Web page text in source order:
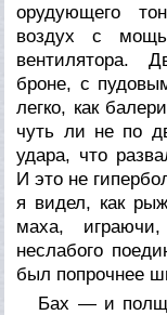
орудующего
воздух с
вентилятора.
броне, с
легко, как
чуть ли не по
удара, что
И это не
я видел, как
маха,
неслабого
был попрочнее
Бах — и